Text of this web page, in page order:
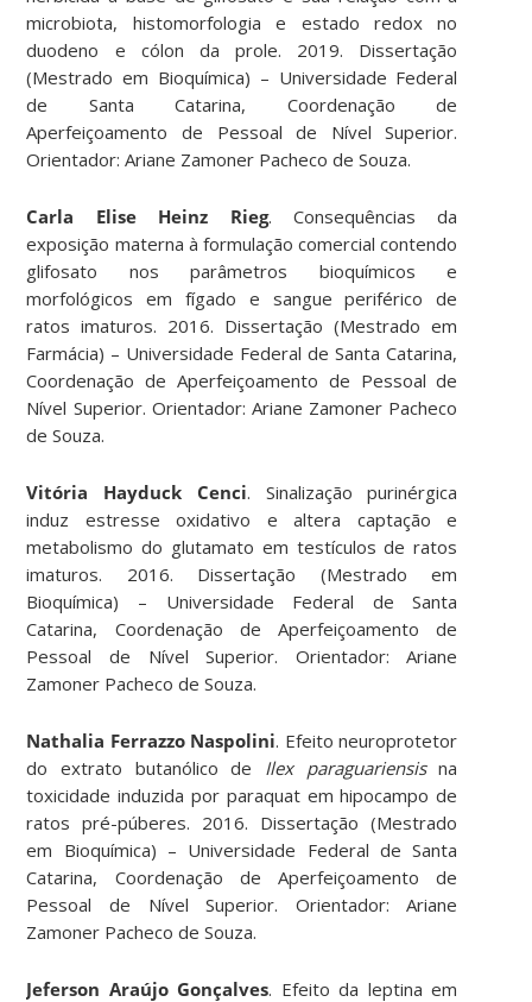
microbiota, histomorfologia e estado redox no
duodeno e cólon da prole. 2019. Dissertação
(Mestrado em Bioquímica) – Universidade Federal
de Santa Catarina, Coordenação de
Aperfeiçoamento de Pessoal de Nível Superior.
Orientador: Ariane Zamoner Pacheco de Souza.
Carla Elise Heinz Rieg. Consequências da
exposição materna à formulação comercial contendo
glifosato nos parâmetros bioquímicos e
morfológicos em fígado e sangue periférico de
ratos imaturos. 2016. Dissertação (Mestrado em
Farmácia) – Universidade Federal de Santa Catarina,
Coordenação de Aperfeiçoamento de Pessoal de
Nível Superior. Orientador: Ariane Zamoner Pacheco
de Souza.
Vitória Hayduck Cenci. Sinalização purinérgica
induz estresse oxidativo e altera captação e
metabolismo do glutamato em testículos de ratos
imaturos. 2016. Dissertação (Mestrado em
Bioquímica) – Universidade Federal de Santa
Catarina, Coordenação de Aperfeiçoamento de
Pessoal de Nível Superior. Orientador: Ariane
Zamoner Pacheco de Souza.
Nathalia Ferrazzo Naspolini. Efeito neuroprotetor
do extrato butanólico de Ilex paraguariensisna
toxicidade induzida por paraquat em hipocampo de
ratos pré-púberes. 2016. Dissertação (Mestrado
em Bioquímica) – Universidade Federal de Santa
Catarina, Coordenação de Aperfeiçoamento de
Pessoal de Nível Superior. Orientador: Ariane
Zamoner Pacheco de Souza.
Jeferson Araújo Gonçalves. Efeito da leptina em